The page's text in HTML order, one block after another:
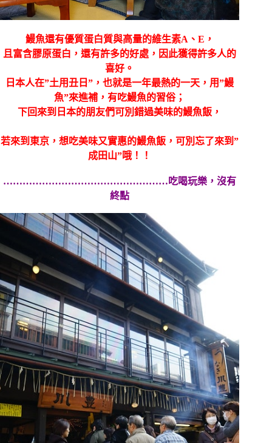
鰻魚還有優質蛋白質與高量的維生素A、E，
且富含膠原蛋白，還有許多的好處， 因此獲得許多人的
喜好。
日本人在”土用丑日”，也就是一年最熱的一天，用”鰻
魚”來進補，有吃鰻魚的習俗；
下回來到日本的朋友們可別錯過美味的鰻魚飯，
若來到東京，想吃美味又實惠的鰻魚飯，可別忘了來到”
成田山”哦！！
……………………………………………吃喝玩樂，沒有
終點